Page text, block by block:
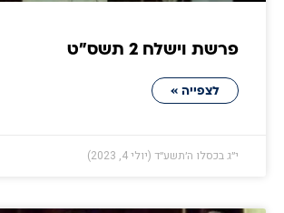
פרשת וישלח 2 תשס״ט
לצפייה »
י״ג בכסלו ה׳תשע״ד (יולי 4, 2023)